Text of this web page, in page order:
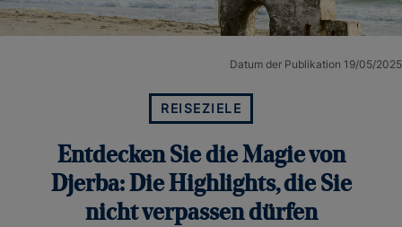
Datum der Publikation 19/05/2025
REISEZIELE
Entdecken Sie die Magie von
Djerba: Die Highlights, die Sie
nicht verpassen dürfen